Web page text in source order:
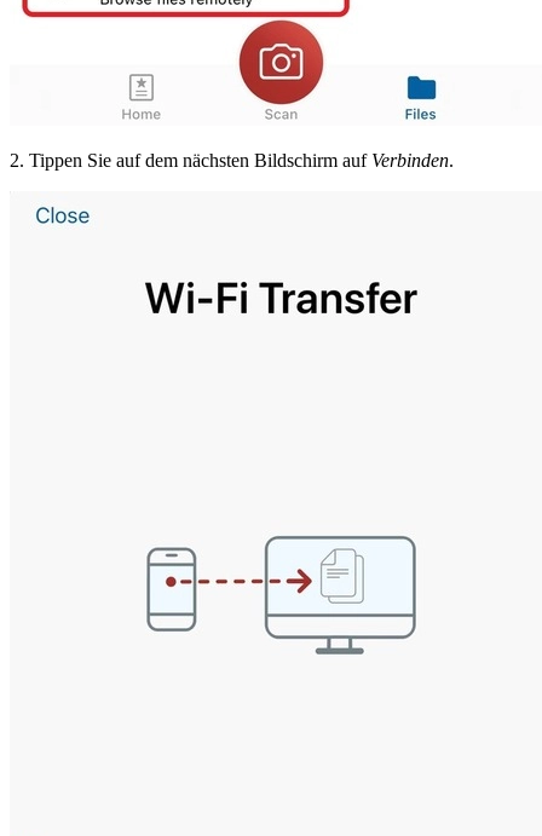
2. Tippen Sie auf dem nächsten Bildschirm auf Verbinden.